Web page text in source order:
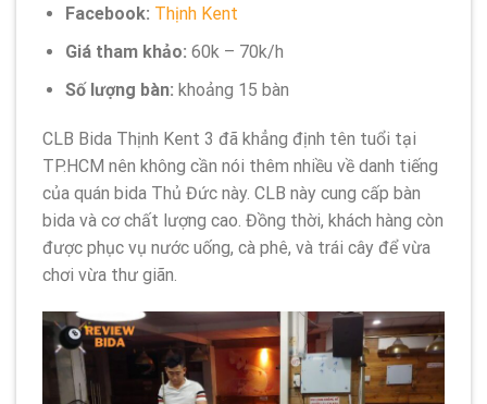
Facebook: Thịnh Kent
Giá tham khảo: 60k – 70k/h
Số lượng bàn: khoảng 15 bàn
CLB Bida Thịnh Kent 3 đã khẳng định tên tuổi tại
TP.HCM nên không cần nói thêm nhiều về danh tiếng
của quán bida Thủ Đức này. CLB này cung cấp bàn
bida và cơ chất lượng cao. Đồng thời, khách hàng còn
được phục vụ nước uống, cà phê, và trái cây để vừa
chơi vừa thư giãn.